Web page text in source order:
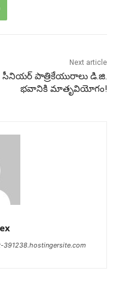
Next article
సీనియర్ పాత్రికేయురాలు డి.జి.
భవానికి మాతృవియోగం!